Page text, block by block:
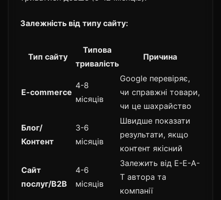
Залежність від типу сайту:
Тип сайту
Типова
тривалість
Причина
E-commerce
4-8
місяців
Google перевіряє,
чи справжні товари,
чи це шахрайство
Блог/
Контент
3-6
місяців
Швидше показати
результати, якщо
контент якісний
Сайт
послуг/B2B
4-6
місяців
Залежить від E-E-A-
T автора та
компанії